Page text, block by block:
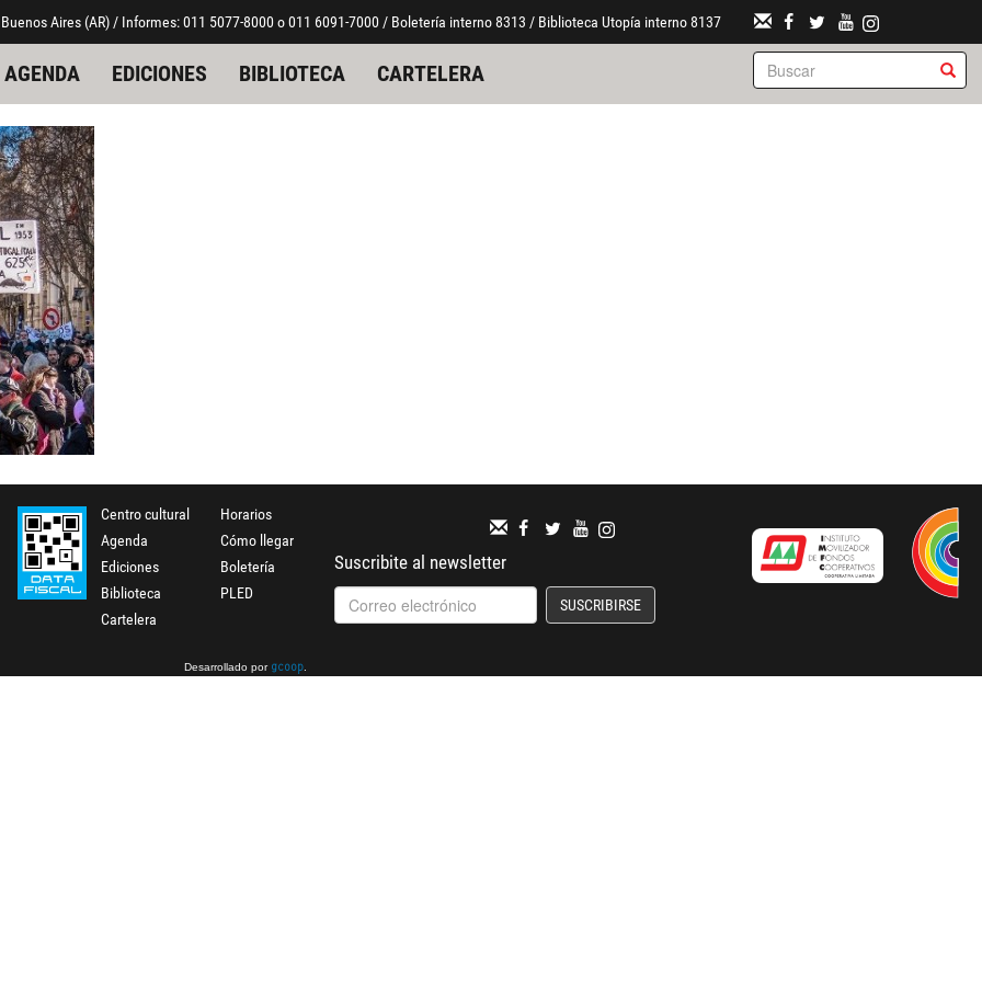
Aires (AR) / Informes: 011 5077-8000 o 011 6091-7000 / Boletería interno 8313 / Biblioteca Utopía interno 8137
AGENDA EDICIONES BIBLIOTECA CARTELERA
Centro cultural
Agenda
Ediciones
Biblioteca
Cartelera
Horarios
Cómo llegar
Boletería
PLED
Suscribite al newsletter
SUSCRIBIRSE
Desarrollado por gcoop.